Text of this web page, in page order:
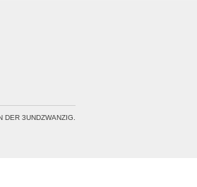
3UNDZWANZIG.